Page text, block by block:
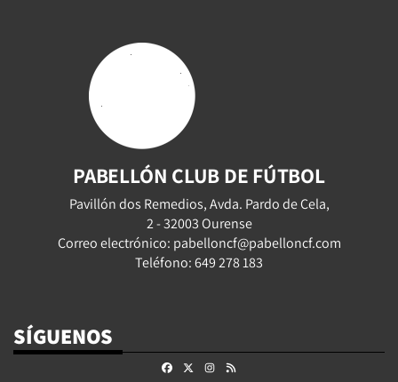
PABELLÓN CLUB DE FÚTBOL
Pavillón dos Remedios, Avda. Pardo de Cela,
2 - 32003 Ourense
Correo electrónico: pabelloncf@pabelloncf.com
Teléfono: 649 278 183
SÍGUENOS
FacebookInstagram